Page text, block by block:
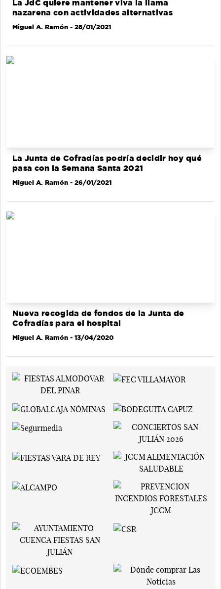
La JdC quiere mantener viva la llama
nazarena con actividades alternativas
Miguel A. Ramón - 28/01/2021
La Junta de Cofradías podría decidir hoy qué
pasa con la Semana Santa 2021
Miguel A. Ramón - 26/01/2021
Nueva recogida de fondos de la Junta de
Cofradías para el hospital
Miguel A. Ramón - 13/04/2020